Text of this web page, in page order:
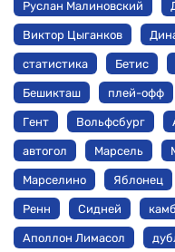
Руслан Малиновский
Виктор Цыганков
статистика Бетис
Бешикташ плей-офф
Гент Вольфсбург
автогол Марсель
Марселино Яблонец
Ренн Сидней
Аполлон Лимасол